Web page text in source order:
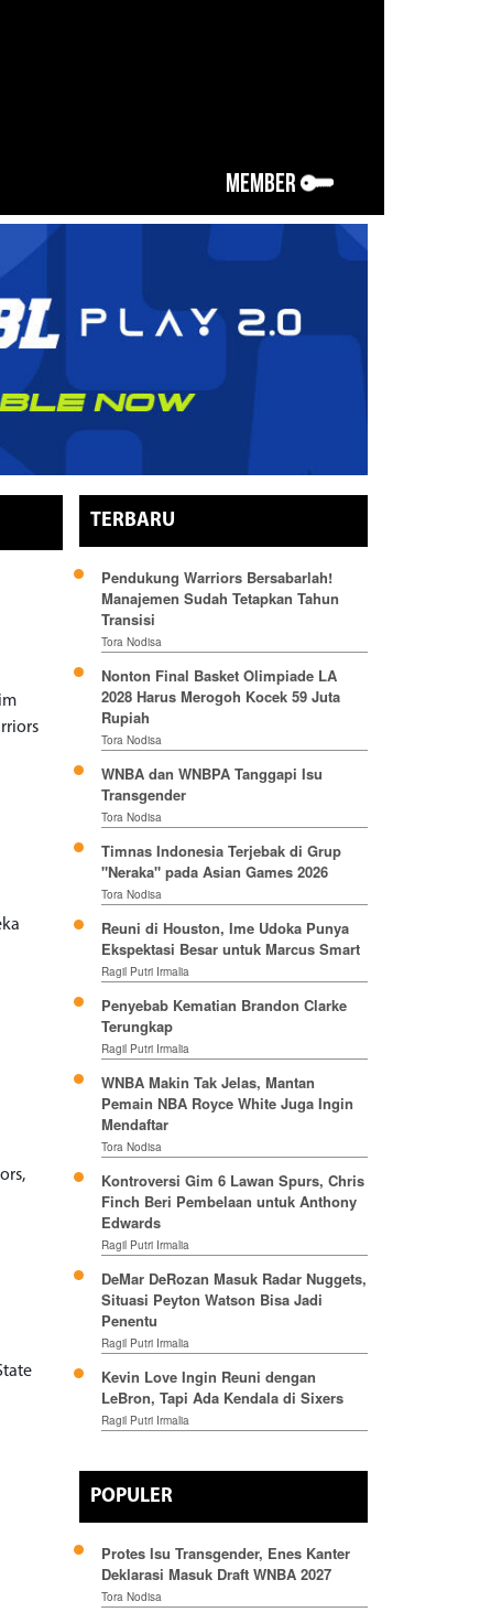
MEMBER
TERBARU
Pendukung Warriors Bersabarlah!
Manajemen Sudah Tetapkan Tahun
Transisi
Tora Nodisa
Nonton Final Basket Olimpiade LA
2028 Harus Merogoh Kocek 59 Juta
Rupiah
Tora Nodisa
WNBA dan WNBPA Tanggapi Isu
Transgender
Tora Nodisa
Timnas Indonesia Terjebak di Grup
"Neraka" pada Asian Games 2026
Tora Nodisa
Reuni di Houston, Ime Udoka Punya
Ekspektasi Besar untuk Marcus Smart
Ragil Putri Irmalia
Penyebab Kematian Brandon Clarke
Terungkap
Ragil Putri Irmalia
WNBA Makin Tak Jelas, Mantan
Pemain NBA Royce White Juga Ingin
Mendaftar
Tora Nodisa
Kontroversi Gim 6 Lawan Spurs, Chris
Finch Beri Pembelaan untuk Anthony
Edwards
Ragil Putri Irmalia
DeMar DeRozan Masuk Radar Nuggets,
Situasi Peyton Watson Bisa Jadi
Penentu
Ragil Putri Irmalia
Kevin Love Ingin Reuni dengan
LeBron, Tapi Ada Kendala di Sixers
Ragil Putri Irmalia
POPULER
Protes Isu Transgender, Enes Kanter
Deklarasi Masuk Draft WNBA 2027
Tora Nodisa